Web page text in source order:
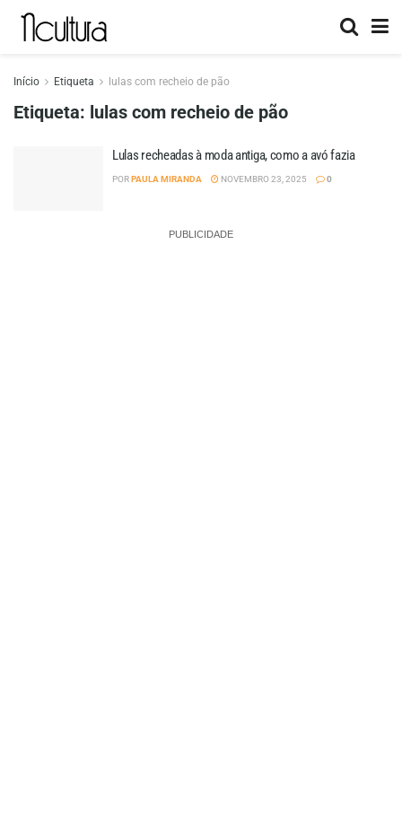
Início Etiqueta lulas com recheio de pão
Etiqueta: lulas com recheio de pão
Lulas recheadas à moda antiga, como a avó fazia
PORPAULA MIRANDA NOVEMBRO 23, 2025 0
PUBLICIDADE